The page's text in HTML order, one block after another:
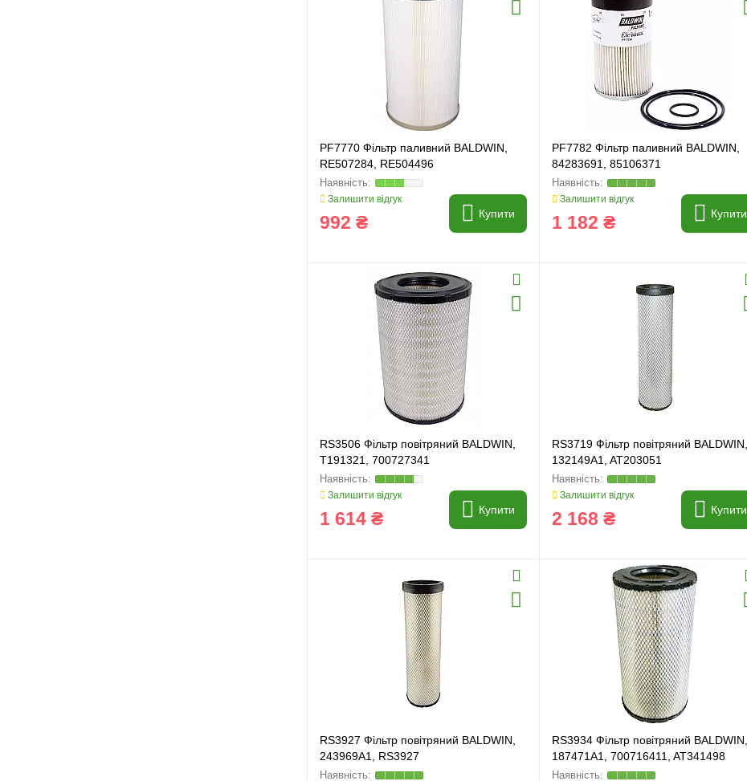
PF7770 Фільтр паливний BALDWIN,
RE507284, RE504496
Залишити відгук
992 ₴ Купити
PF7782 Фільтр паливний BALDWIN,
84283691, 85106371
Залишити відгук
1 182 ₴ Купити
RS3506 Фільтр повітряний BALDWIN,
T191321, 700727341
Залишити відгук
1 614 ₴ Купити
RS3719 Фільтр повітряний BALDWIN,
132149A1, AT203051
Залишити відгук
2 168 ₴ Купити
RS3927 Фільтр повітряний BALDWIN,
243969A1, RS3927
RS3934 Фільтр повітряний BALDWIN,
187471A1, 700716411, AT341498